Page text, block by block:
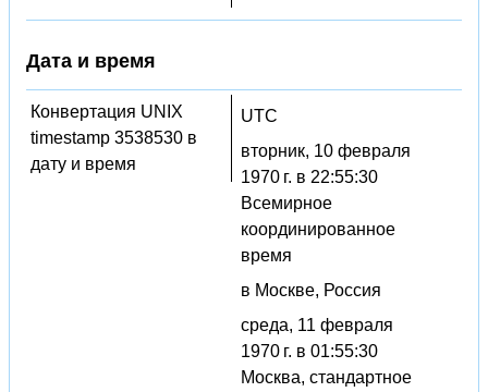
Дата и время
Конвертация UNIX
timestamp 3538530 в
дату и время
UTC
вторник, 10 февраля
1970 г. в 22:55:30
Всемирное
координированное
время
в Москве, Россия
среда, 11 февраля
1970 г. в 01:55:30
Москва, стандартное